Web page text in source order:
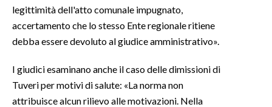
legittimità dell'atto comunale impugnato,
accertamento che lo stesso Ente regionale ritiene
debba essere devoluto al giudice amministrativo».
I giudici esaminano anche il caso delle dimissioni di
Tuveri per motivi di salute: «La norma non
attribuisce alcun rilievo alle motivazioni. Nella